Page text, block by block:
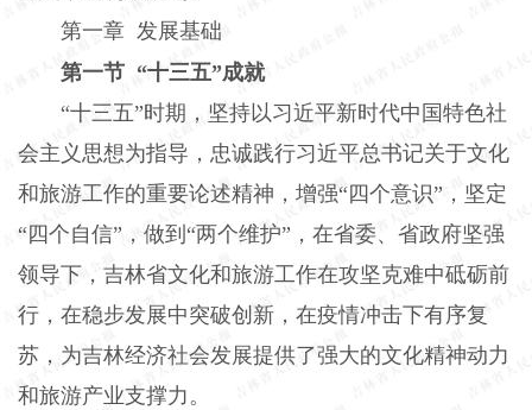
第一章 发展基础
第一节 “十三五”成就
“十三五”时期，坚持以习近平新时代中国特色社
会主义思想为指导，忠诚践行习近平总书记关于文化
和旅游工作的重要论述精神，增强“四个意识”，坚定
“四个自信”，做到“两个维护”，在省委、省政府坚强
领导下，吉林省文化和旅游工作在攻坚克难中砥砺前
行，在稳步发展中突破创新，在疫情冲击下有序复
苏，为吉林经济社会发展提供了强大的文化精神动力
和旅游产业支撑力。